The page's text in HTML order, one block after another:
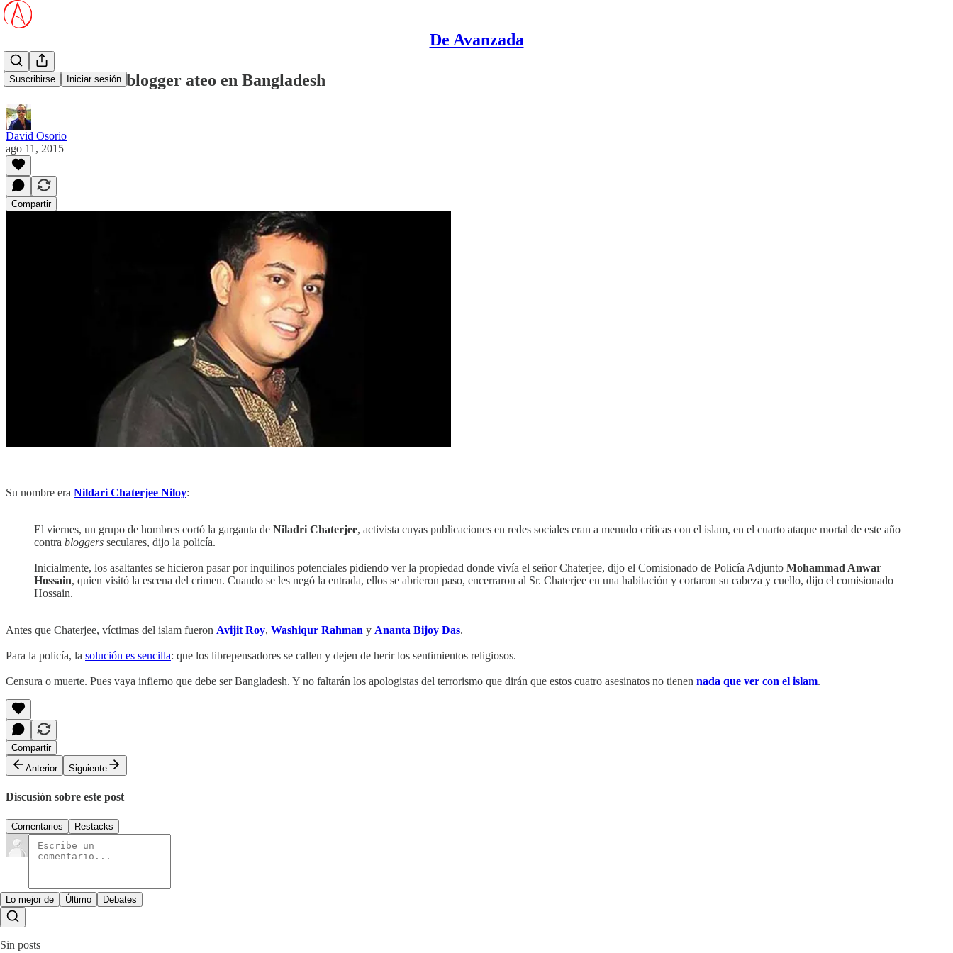
De Avanzada
Suscribirse Iniciar sesión
Asesinan cuarto blogger ateo en Bangladesh
David Osorio
ago 11, 2015
Compartir
Su nombre era Nildari Chaterjee Niloy:
El viernes, un grupo de hombres cortó la garganta de Niladri Chaterjee, activista cuyas publicaciones en redes sociales eran a menudo críticas con el islam, en el cuarto ataque mortal de este año
contra bloggers seculares, dijo la policía.
Inicialmente, los asaltantes se hicieron pasar por inquilinos potenciales pidiendo ver la propiedad donde vivía el señor Chaterjee, dijo el Comisionado de Policía Adjunto Mohammad Anwar
Hossain, quien visitó la escena del crimen. Cuando se les negó la entrada, ellos se abrieron paso, encerraron al Sr. Chaterjee en una habitación y cortaron su cabeza y cuello, dijo el comisionado
Hossain.
Antes que Chaterjee, víctimas del islam fueron Avijit Roy, Washiqur Rahman y Ananta Bijoy Das.
Para la policía, la solución es sencilla: que los librepensadores se callen y dejen de herir los sentimientos religiosos.
Censura o muerte. Pues vaya infierno que debe ser Bangladesh. Y no faltarán los apologistas del terrorismo que dirán que estos cuatro asesinatos no tienen nada que ver con el islam.
Compartir
Anterior
Siguiente
Discusión sobre este post
Comentarios Restacks
Lo mejor de Último Debates
Sin posts